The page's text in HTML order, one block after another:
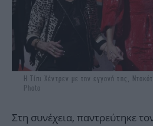
H Τίπι Χέντρεν με την εγγονή της,
Photo
Στη συνέχεια, παντρεύτηκε